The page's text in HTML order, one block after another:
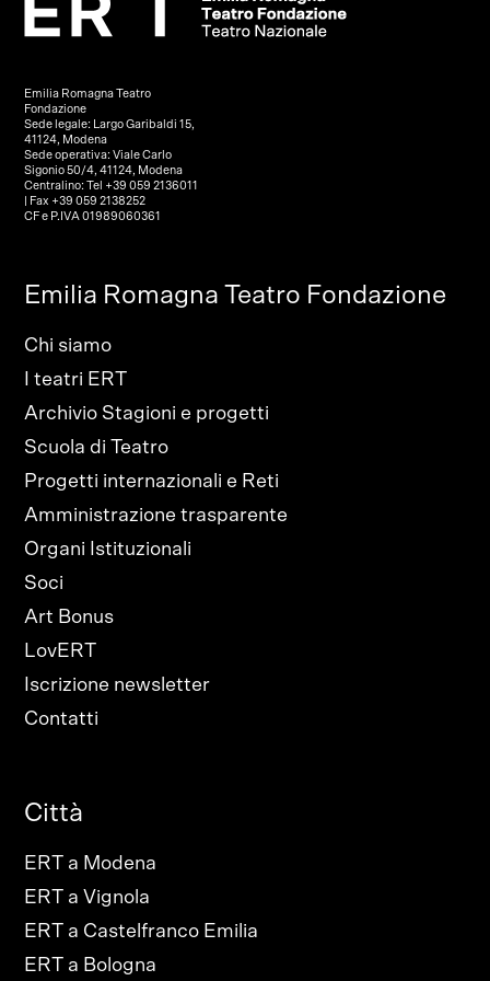
Emilia Romagna Teatro
Fondazione
Sede legale: Largo Garibaldi 15,
41124, Modena
Sede operativa: Viale Carlo
Sigonio 50/4, 41124, Modena
Centralino: Tel +39 059 2136011
| Fax +39 059 2138252
CF e P.IVA 01989060361
Emilia Romagna Teatro Fondazione
Chi siamo
I teatri ERT
Archivio Stagioni e progetti
Scuola di Teatro
Progetti internazionali e Reti
Amministrazione trasparente
Organi Istituzionali
Soci
Art Bonus
LovERT
Iscrizione newsletter
Contatti
Città
ERT a Modena
ERT a Vignola
ERT a Castelfranco Emilia
ERT a Bologna